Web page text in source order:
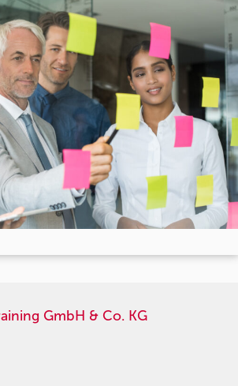
GmbH & Co. KG